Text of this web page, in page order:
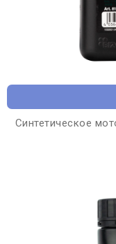
Синтетическое